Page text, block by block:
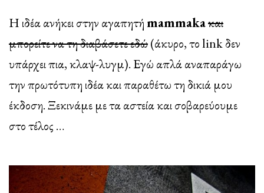
πράγματα
που
δεν
ότι
θα
γονιός
Η ιδέα ανήκει στην αγαπητήmammakaκαι
μπορείτε να τη διαβάσετε εδώ(άκυρο, το link δεν
υπάρχει πια, κλαψ-λυγμ). Εγώ απλά αναπαράγω
την πρωτότυπη ιδέα και παραθέτω τη δικιά μου
έκδοση. Ξεκινάμε με τα αστεία και σοβαρεύουμε
στο τέλος …